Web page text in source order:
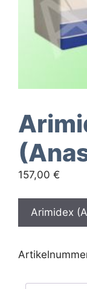
157,00 €
Arimidex